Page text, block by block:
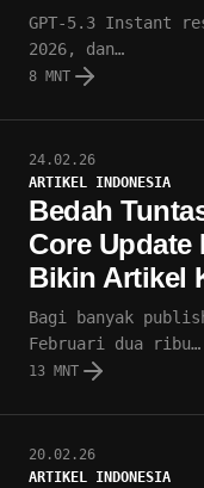
GPT-5.3 Instant
2026, dan…
8 MNT
24.02.26
ARTIKEL INDONESIA
Bedah
Core Update
Bikin Artikel
Bagi banyak
Februari dua ribu…
13 MNT
20.02.26
ARTIKEL INDONESIA